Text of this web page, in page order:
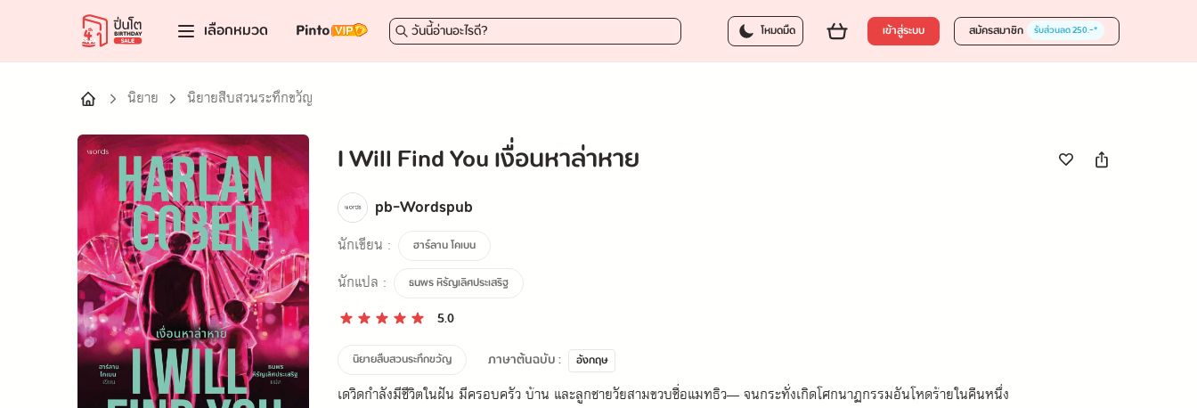
เลือกหมวด โหมดมืด เข้าสู่ระบบ สมัครสมาชิก รับส่วนลด 250.-*
328.50 บาท -10 % 365.00
ส่งของขวัญ ใส่ตะกร้า ซื้อเลย
นิยาย นิยายสืบสวนระทึกขวัญ
I Will Find You เงื่อนหาล่าหาย
pb-Wordspub
นักเขียน : ฮาร์ลาน โคเบน
นักแปล : ธนพร หิรัญเลิศประเสริฐ
5.0
นิยายสืบสวนระทึกขวัญ ภาษาต้นฉบับ : อังกฤษ
เดวิดกำลังมีชีวิตในฝัน มีครอบครัว บ้าน และลูกชายวัยสามขวบชื่อแมทธิว— จนกระทั่งเกิดโศกนาฏกรรมอันโหดร้ายในคืนหนึ่ง